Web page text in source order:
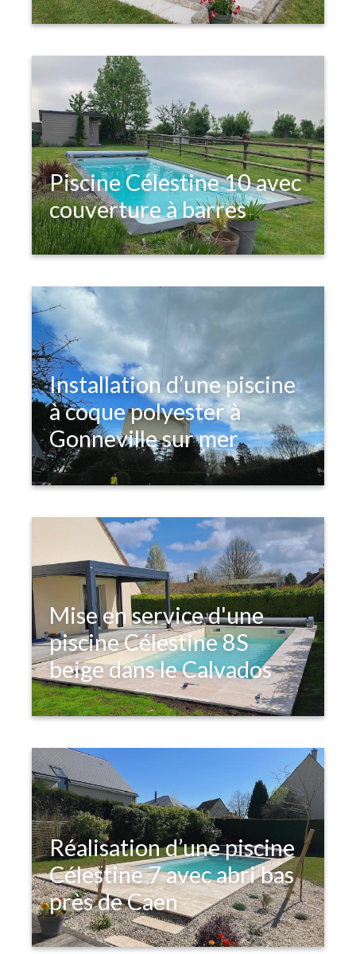
Piscine Célestine 10 avec
couverture à barres
Installation d’une piscine
à coque polyester à
Gonneville sur mer
Mise en service d'une
piscine Célestine 8S
beige dans le Calvados
Réalisation d’une piscine
Célestine 7 avec abri bas
près de Caen